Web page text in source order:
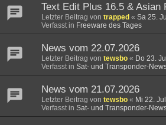
Text Edit Plus 16.5 & Asian
Letzter Beitrag von trapped « Sa 25.
Verfasst in Freeware des Tages
News vom 22.07.2026
Letzter Beitrag von tewsbo « Do 23.
Verfasst in Sat- und Transponder-
News vom 21.07.2026
Letzter Beitrag von tewsbo « Mi 22.
Verfasst in Sat- und Transponder-